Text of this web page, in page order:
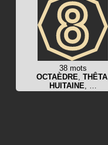
38 mots
OCTAÈDRE THÊTA,
HUITAINE